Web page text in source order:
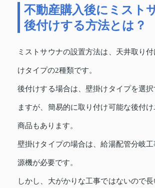
不動産購入後にミスト
後付けする方法とは？
ミストサウナの設置方法は、天井取り
けタイプの2種類です。
後付けする場合は、壁掛けタイプを選択
ますが、簡易的に取り付け可能な後付け
商品もあります。
壁掛けタイプの場合は、給湯配管分岐
源機が必要です。
しかし、大がかりな工事ではないので